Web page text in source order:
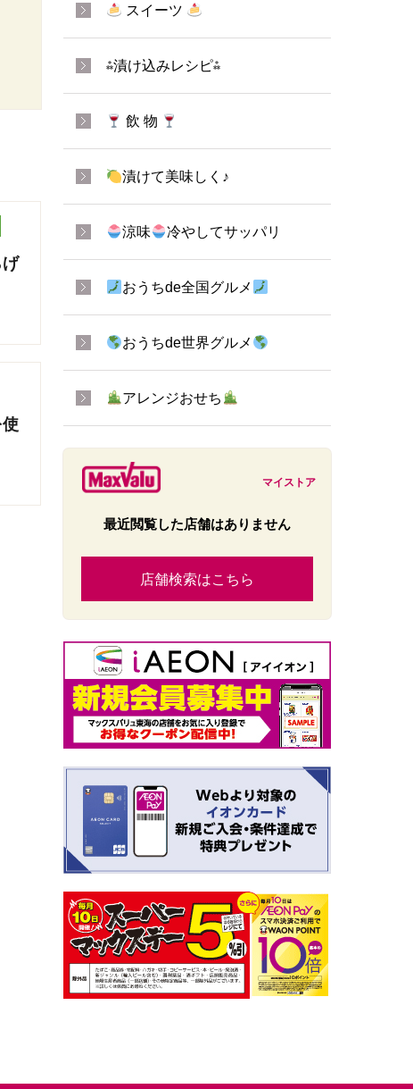
スイーツ
⁂漬け込みレシピ⁂
飲 物
漬けて美味しく♪
涼味 冷やしてサッパリ
おうちde全国グルメ
おうちde世界グルメ
アレンジおせち
マイストア
最近閲覧した店舗はありません
店舗検索はこちら